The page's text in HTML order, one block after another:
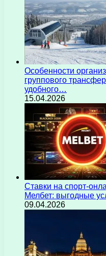
Особенности
группового
удобного…
15.04.2026
Ставки на спорт-
Мелбет: выгодные
09.04.2026